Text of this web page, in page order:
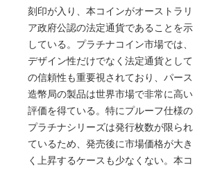
刻印が入り、本コインがオーストラリ
ア政府公認の法定通貨であることを示
している。プラチナコイン市場では、
デザイン性だけでなく法定通貨として
の信頼性も重要視されており、パース
造幣局の製品は世界市場で非常に高い
評価を得ている。特にプルーフ仕様の
プラチナシリーズは発行枚数が限られ
ているため、発売後に市場価格が大き
く上昇するケースも少なくない。本コ